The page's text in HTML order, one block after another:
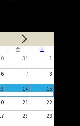
金 土
31 1
6 7 8
14 15
21 22
28 29